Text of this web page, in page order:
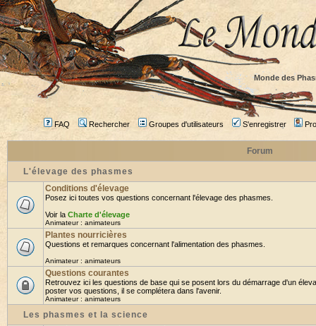
Monde des
FAQ Rechercher Groupes d'utilisateurs S'enregistrer
Forum
L'élevage des phasmes
Conditions d'élevage
Posez ici toutes vos questions concernant l'élevage des phasmes.
Voir la Charte d'élevage
Animateur : animateurs
Plantes nourricières
Questions et remarques concernant l'alimentation des phasmes.
Animateur : animateurs
Questions courantes
Retrouvez ici les questions de base qui se posent lors du démarrage d'un
poster vos questions, il se complétera dans l'avenir.
Animateur : animateurs
Les phasmes et la science